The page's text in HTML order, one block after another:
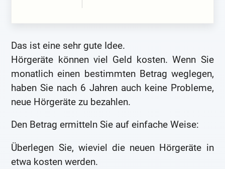
Das ist eine sehr gute Idee.
Hörgeräte können viel Geld kosten. Wenn Sie
monatlich einen bestimmten Betrag weglegen,
haben Sie nach 6 Jahren auch keine Probleme,
neue Hörgeräte zu bezahlen.
Den Betrag ermitteln Sie auf einfache Weise:
Überlegen Sie, wieviel die neuen Hörgeräte in
etwa kosten werden.